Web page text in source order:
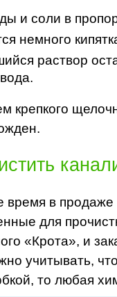
и соли в
немного
раствор
крепкого
время в продаже
для
«Крота», и
учитывать,
то любая